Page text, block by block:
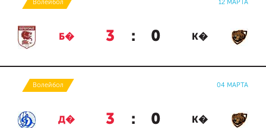
Волейбол 12 МАРТА
Б� 3 : 0 К�
Волейбол 04 МАРТА
Д� 3 : 0 К�